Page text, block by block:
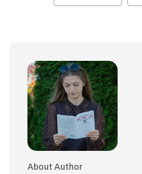
About Author